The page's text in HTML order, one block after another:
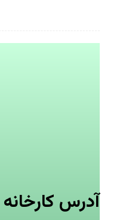
آدرس کارخانه